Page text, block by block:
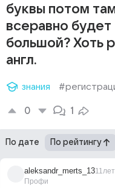
буквы потом
всеравно будет
большой? Хоть
англ.
знания
0 1
По дате По рейтингу
aleksandr_merts_13
Профи
11лет